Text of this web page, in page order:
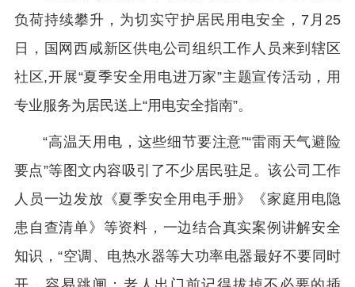
负荷持续攀升，为切实守护居民用电安全，7月25
日，国网西咸新区供电公司组织工作人员来到辖区
社区,开展“夏季安全用电进万家”主题宣传活动，用
专业服务为居民送上“用电安全指南”。
“高温天用电，这些细节要注意”“雷雨天气避险
要点”等图文内容吸引了不少居民驻足。该公司工作
人员一边发放《夏季安全用电手册》《家庭用电隐
患自查清单》等资料，一边结合真实案例讲解安全
知识，“空调、电热水器等大功率电器最好不要同时